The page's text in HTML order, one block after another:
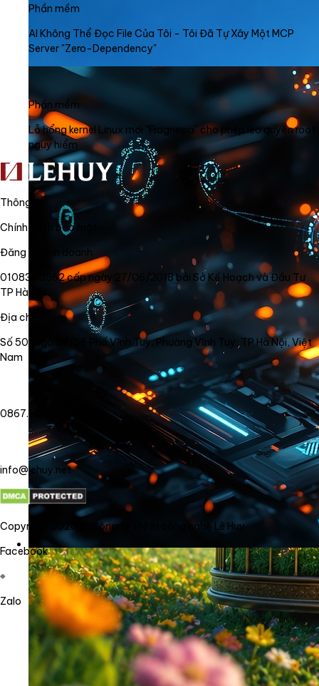
Phần mềm
AI Không Thể Đọc File Của Tôi - Tôi Đã Tự Xây Một MCP
Server "Zero-Dependency"
Phần mềm
Lỗ hổng kernel Linux mới "Fragnesia" cho phép leo quyền root
nguy hiểm
Thông tin
Chính sách bảo mật
Đăng ký kinh doanh
0108340562 cấp ngày 27/06/2018 bởi Sở Kế Hoạch và Đầu Tư
TP Hà Nội
Địa chỉ
Số 50, Ngõ 34/56 Phố Vĩnh Tuy, Phường Vĩnh Tuy, TP Hà Nội, Việt
Nam
0867.800.878
info@lehuy.net
Copyright 2026 @ Công ty TNHH công nghệ Lê Huy
Facebook
Zalo